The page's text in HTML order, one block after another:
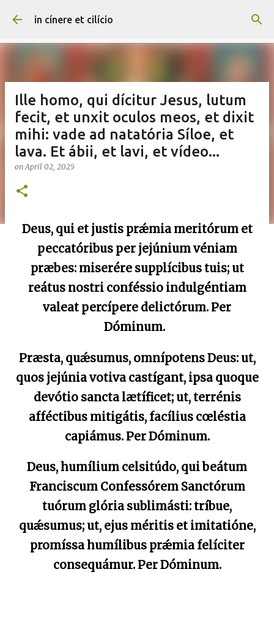
Skip to main content
in cínere et cilício
Ille homo, qui dícitur Jesus, lutum
fecit, et unxit oculos meos, et dixit
mihi: vade ad natatória Síloe, et
lava. Et ábii, et lavi, et vídeo...
onApril 02, 2025
Deus, qui et justis prǽmia meritórum et
peccatóribus per jejúnium véniam
præbes: miserére supplícibus tuis; ut
reátus nostri conféssio indulgéntiam
valeat percípere delictórum. Per
Dóminum.
Præsta, quǽsumus, omnípotens Deus: ut,
quos jejúnia votiva castígant, ipsa quoque
devótio sancta lætíficet; ut, terrénis
afféctibus mitigátis, facílius cœléstia
capiámus. Per Dóminum.
Deus, humílium celsitúdo, qui beátum
Franciscum Confessórem Sanctórum
tuórum glória sublimásti: tríbue,
quǽsumus; ut, ejus méritis et imitatióne,
promíssa humílibus prǽmia felíciter
consequámur. Per Dóminum.